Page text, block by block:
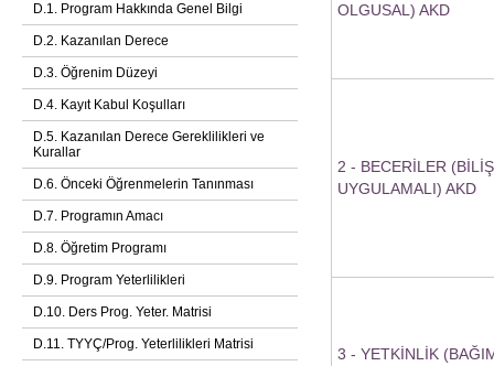
D.1. Program Hakkında Genel Bilgi
D.2. Kazanılan Derece
D.3. Öğrenim Düzeyi
D.4. Kayıt Kabul Koşulları
D.5. Kazanılan Derece Gereklilikleri ve
Kurallar
D.6. Önceki Öğrenmelerin Tanınması
D.7. Programın Amacı
D.8. Öğretim Programı
D.9. Program Yeterlilikleri
D.10. Ders Prog. Yeter. Matrisi
D.11. TYYÇ/Prog. Yeterlilikleri Matrisi
OLGUSAL) AKD
2 - BECERİLER
UYGULAMALI) AKD
3 - YETKİNLİK